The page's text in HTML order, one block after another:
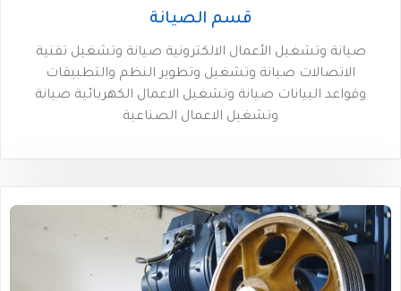
قسم الصيانة
صيانة وتشغيل الأعمال الالكترونية صيانة وتشغيل تقنية
الاتصالات صيانة وتشغيل وتطوير النظم والتطبيقات
وقواعد البيانات صيانة وتشغيل الاعمال الكهربائية صيانة
وتشغيل الاعمال الصناعية